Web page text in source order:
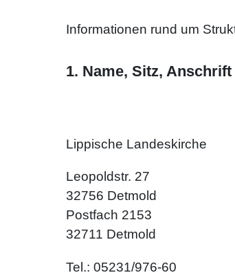
Informationen rund um
1. Name, Sitz,
Lippische Landeskirche
Leopoldstr. 27
32756 Detmold
Postfach 2153
32711 Detmold
Tel.: 05231/976-60